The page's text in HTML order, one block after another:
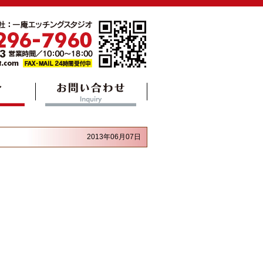
2013年06月07日